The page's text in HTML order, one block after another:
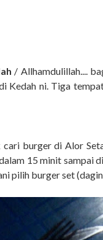
/ Allhamdulillah....
Kedah ni. Tiga
burger di Alor
15 minit sampai
pilih burger set